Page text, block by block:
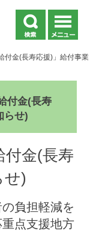
付金(長寿応援)」給付事業
付金(長寿
らせ)
付金(長寿
せ)
負担軽減を
点支援地方